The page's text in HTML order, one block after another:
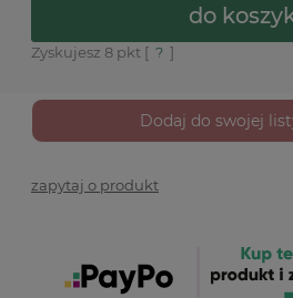
do
Zyskujesz 8 pkt [ ? ]
Dodaj do swojej
zapytaj o produkt